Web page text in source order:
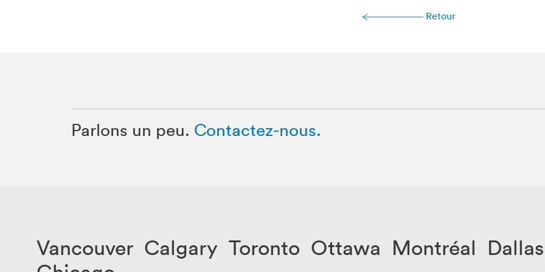
Retour
Parlons un peu. Contactez-nous.
Vancouver Calgary Toronto Ottawa Montréal Dallas